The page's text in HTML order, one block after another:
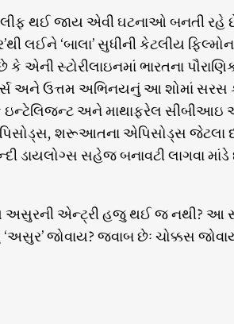
થઈ જાય એવી ઘટનાઓ બનતી રહે
લઈને ‘બાલા’ સુધીની કેટલીય
સ્ટોરીલાઇનમાં ભારતના
અને ઉત્તમ અભિનયનું આ શોમાં
અને માથાફરેલ સીબીઆઇ
શરૂઆતના એપિસોડ્સ જેટલા
ડાયલોગ્સ સહેજ બનાવટી લાગવા
અસુરની એન્ટ્રી હજુ થઈ જ નથી? આ
જોવાય? જવાબ છેઃ ચોક્કસ